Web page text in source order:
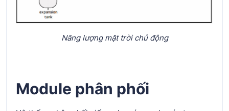
Năng lượng mặt trời chủ động
Module phân phối